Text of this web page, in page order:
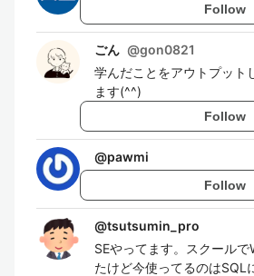
Follow
ごん @gon0821
学んだことをアウトプット
ます(^^)
Follow
@pawmi
Follow
@tsutsumin_pro
SEやってます。スクール
たけど今使ってるのはSQL